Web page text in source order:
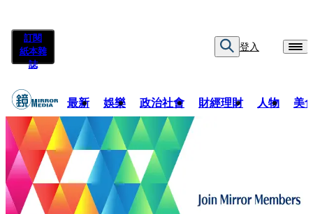
訂閱
紙本雜
誌
登入
最新 娛樂 政治社會 財經理財 人物 美